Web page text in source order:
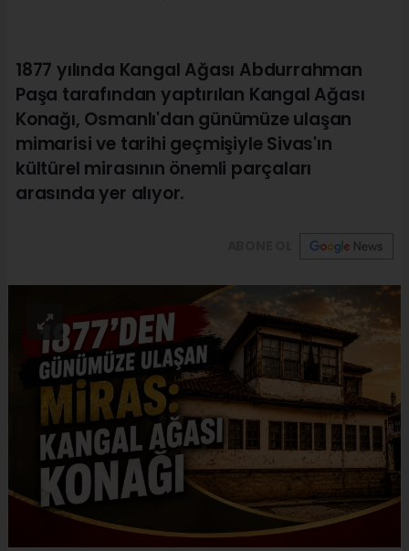
1877 yılında Kangal Ağası Abdurrahman
Paşa tarafından yaptırılan Kangal Ağası
Konağı, Osmanlı'dan günümüze ulaşan
mimarisi ve tarihi geçmişiyle Sivas'ın
kültürel mirasının önemli parçaları
arasında yer alıyor.